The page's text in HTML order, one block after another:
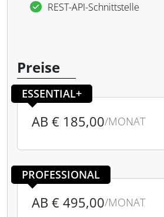
REST-API-Schnittstelle
Preise
ESSENTIAL+
AB € 185,00/MONAT
PROFESSIONAL
AB € 495,00/MONAT